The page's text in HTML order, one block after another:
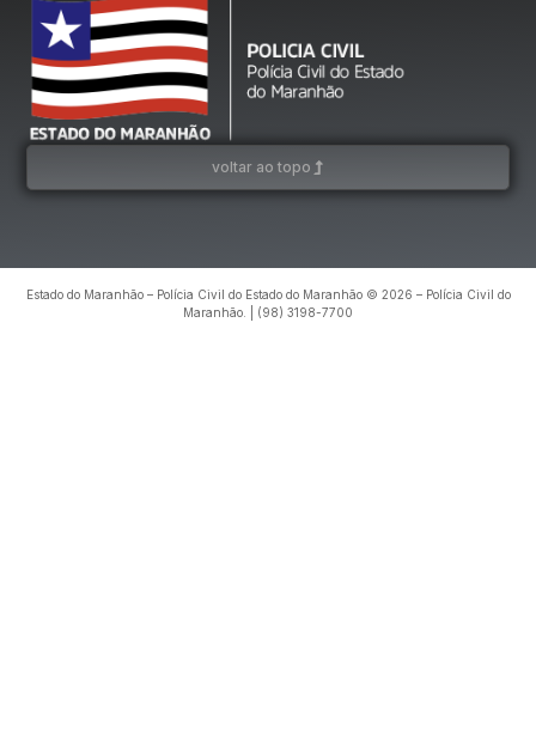
voltar ao topo
Estado do Maranhão – Polícia Civil do Estado do Maranhão © 2026 – Polícia Civil do
Maranhão. | (98) 3198-7700